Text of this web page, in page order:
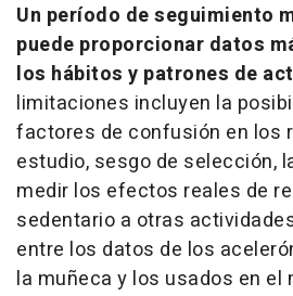
Un período de seguimiento
puede proporcionar datos
los hábitos y patrones de
limitaciones incluyen la
factores de confusión en los
estudio, sesgo de selección,
medir los efectos reales de
sedentario a otras
entre los datos de los
la muñeca y los usados en el